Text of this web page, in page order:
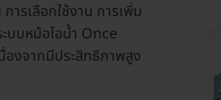
รเลือกใช้งาน การเพิ่ม
บบหม้อไอน้ำ Once
งจากมีประสิทธิภาพสูง